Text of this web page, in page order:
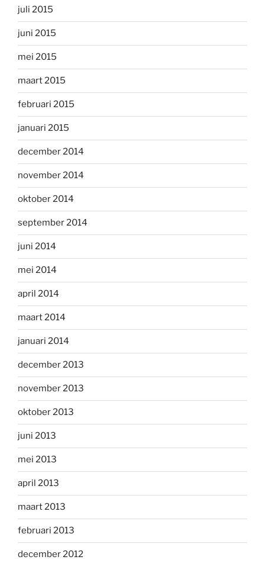
juli 2015
juni 2015
mei 2015
maart 2015
februari 2015
januari 2015
december 2014
november 2014
oktober 2014
september 2014
juni 2014
mei 2014
april 2014
maart 2014
januari 2014
december 2013
november 2013
oktober 2013
juni 2013
mei 2013
april 2013
maart 2013
februari 2013
december 2012